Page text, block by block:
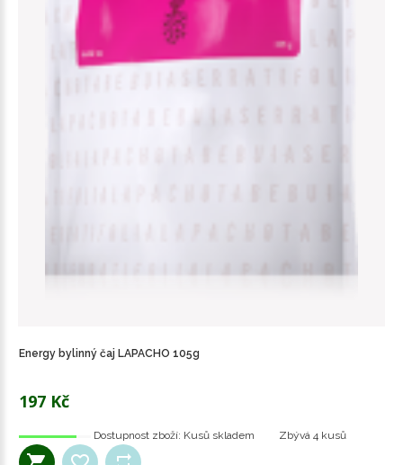
Energy bylinný čaj LAPACHO 105g
197 Kč
Dostupnost zboží: Kusů skladem Zbývá 4 kusů